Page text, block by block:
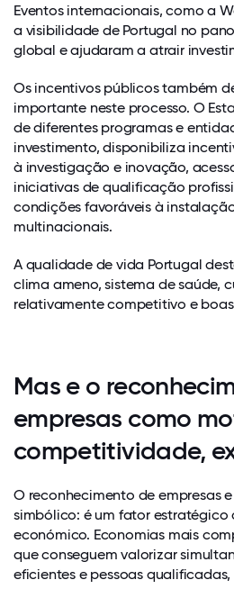
Eventos internacionais, como a
a visibilidade de Portugal no
global e ajudaram a atrair
Os incentivos públicos também
importante neste processo. O
de diferentes programas e
investimento, disponibiliza
à investigação e inovação,
iniciativas de qualificação
condições favoráveis à
multinacionais.
A qualidade de vida Portugal
clima ameno, sistema de saúde,
relativamente competitivo e
Mas e o
empresas como
competitividade,
O reconhecimento de empresas
simbólico: é um fator estratégico
económico. Economias mais
que conseguem valorizar
eficientes e pessoas